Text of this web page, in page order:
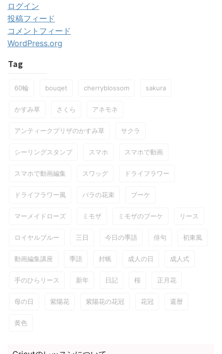
ログイン
投稿フィード
コメントフィード
WordPress.org
Tag
60輪 bouqet cherryblossom sakura
かすみ草 さくら アネモネ
アンティークプリザのかすみ草 サクラ
シーリングスタンプ スマホ スマホで動画
スマホで動画編集 スワッグ ドライフラワー
ドライフラワー風 バラの花束 ブーケ
マーメイドローズ ミモザ ミモザのブーケ リース
ロイヤルブルー 三日 今日の季語 俳句 初東風
動画編集講座 季語 封蝋 成人の日 成人式
手のひらリース 新年 日記 桜 正月花
母の日 紫陽花 紫陽花の花冠 花冠 還暦
黄色